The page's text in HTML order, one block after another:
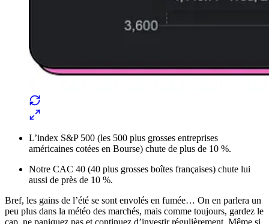
L’index S&P 500 (les 500 plus grosses entreprises
américaines cotées en Bourse) chute de plus de 10 %.
Notre CAC 40 (40 plus grosses boîtes françaises) chute lui
aussi de près de 10 %.
Bref, les gains de l’été se sont envolés en fumée… On en parlera un
peu plus dans la météo des marchés, mais comme toujours, gardez le
cap, ne paniquez pas et continuez d’investir régulièrement. Même si